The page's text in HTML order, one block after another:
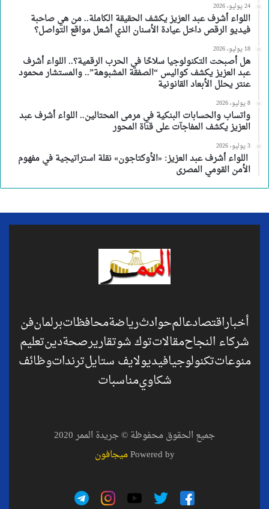
24 يوليو، 2026
اللواء أشرف عبد العزيز يكشف الحقيقة الكاملة.. من هي صاحبة
فيديو الرقص داخل عيادة الأسنان الذي أشعل مواقع التواصل؟
18 يوليو، 2026
هل أصبحت التكنولوجيا سلاحًا في الحرب الرقمية؟.. اللواء أشرف
عبد العزيز يكشف كواليس “الصفقة المشبوهة”.. والمستشار محمود
عنتر يحلل الأبعاد القانونية
8 يوليو، 2026
واتساب والحسابات البنكية في مرمى المحتالين.. اللواء أشرف عبد
العزيز يكشف المفاجآت على قناة المحور
3 يوليو، 2026
اللواء أشرف عبد العزيز: «الأوكتاجون» نقلة استراتيجية في مفهوم
الأمن القومي المصرى
أخباراقتصادعالمحوادثرياضةمحافظاتبرلمانفن
شركاء النجاحمقالاتتوك شوتقاريرصحةدينتعليم
منوعاتتكنولوجيافيديولايف ستايلترنداتوظائف
شكاويمناسبات
جميع الحقوق محفوظة © جريدة الممر 2020
Powered byميجافون